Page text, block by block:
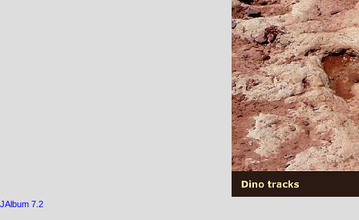
JAlbum 7.2